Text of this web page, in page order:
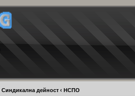
Синдикална дейност ‹ НСПО